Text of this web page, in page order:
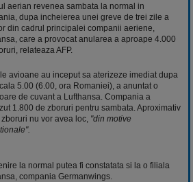
aerian revenea sambata la normal in
dupa incheierea unei greve de trei zile a
din cadrul principalei companii aeriene,
care a provocat anularea a aproape 4.000
relateaza AFP.
avioane au inceput sa aterizeze imediat dupa
5.00 (6.00, ora Romaniei), a anuntat o
de cuvant a Lufthansa. Compania a
1.800 de zboruri pentru sambata. Aproximativ
nu vor avea loc, "din motive
la normal putea fi constatata si la o filiala
compania Germanwings.